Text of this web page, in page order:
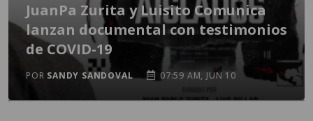
JuanPa Zurita y Luisito Comunica
lanzan documental con testimonios
de COVID-19
POR SANDY SANDOVAL 07:59 AM, JUN 10